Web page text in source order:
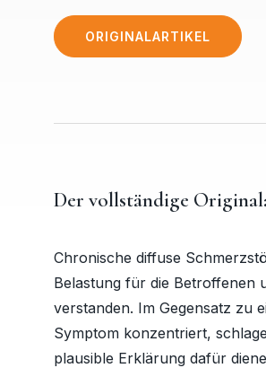
ORIGINALARTIKEL
Der vollständige
Chronische diffuse
Belastung für die Betroffenen
verstanden. Im Gegensatz zu
Symptom konzentriert,
plausible Erklärung dafür